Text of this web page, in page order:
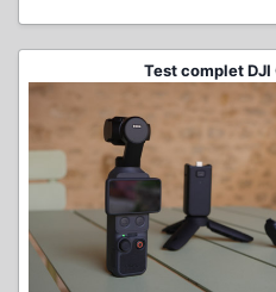
Test complet DJI